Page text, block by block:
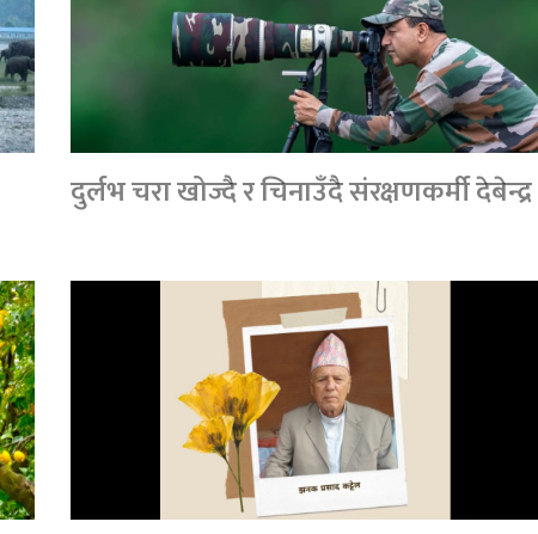
दुर्लभ चरा खोज्दै र चिनाउँदै संरक्षणकर्मी देबेन्द्र